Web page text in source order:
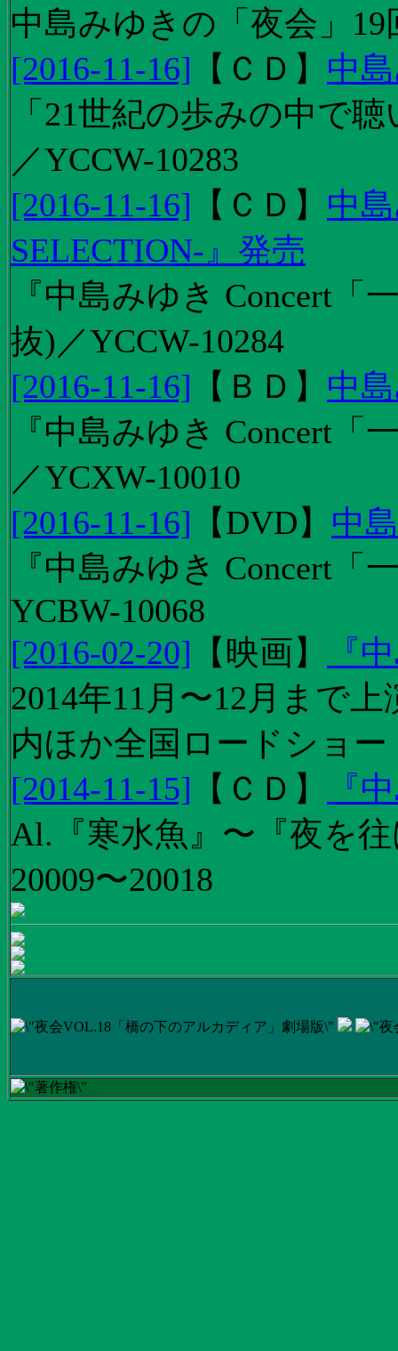
中島みゆきの「夜会」
[2016-11-16] 【 ＣＤ 】 中
「21世紀の歩みの中で
／YCCW-10283
[2016-11-16] 【 ＣＤ 】 中
SELECTION-』発売
『中島みゆき Concert
抜)／YCCW-10284
[2016-11-16] 【 ＢＤ 】 中
『中島みゆき Concert
／YCXW-10010
[2016-11-16] 【DVD】 中
『中島みゆき Concert
YCBW-10068
[2016-02-20] 【 映画】
『
2014年11月〜12月まで
内ほか全国ロードショー
[2014-11-15] 【 ＣＤ 】
『
Al.『寒水魚』〜『夜を
20009〜20018